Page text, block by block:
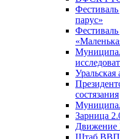
парус»
Уральская
состязания
Зарница
Движение